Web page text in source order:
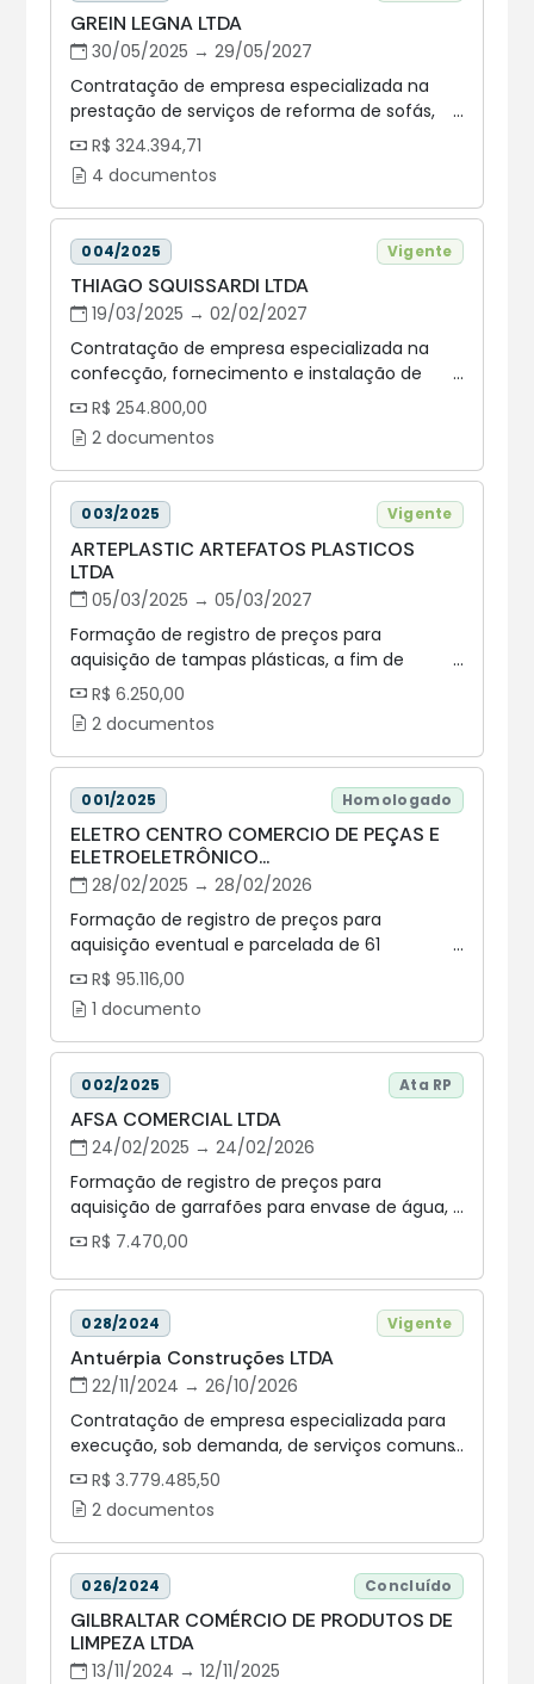
GREIN LEGNA LTDA
30/05/2025 → 29/05/2027
Contratação de empresa especializada na
prestação de serviços de reforma de sofás,
poltronas e cadeiras de escritório, com
fornecimento de materiais específicos
destinados aos reparos dos bens móveis
pertencentes à ALEP, bem como de empresa
especializada no fornecimento de peças de
pistão de cadeiras de escritório.
R$ 324.394,71
4 documentos
004/2025 Vigente
THIAGO SQUISSARDI LTDA
19/03/2025 → 02/02/2027
Contratação de empresa especializada na
confecção, fornecimento e instalação de
moldura e seus respectivos acessórios, para
tender a demanda das unidades
administrativas da Assembleia Legislativa do
Estado do Paraná, nos termos da tabela do
item 2.1, em conformidade com as
especificações e condições constantes nesse
instrumento.
R$ 254.800,00
2 documentos
003/2025 Vigente
ARTEPLASTIC ARTEFATOS PLASTICOS
LTDA
05/03/2025 → 05/03/2027
Formação de registro de preços para
aquisição de tampas plásticas, a fim de
atender a demanda das unidades
administrativas da Assembleia Legislativa do
Estado do Paraná, conforme condições e
exigências estabelecidas neste instrumento.
R$ 6.250,00
2 documentos
001/2025 Homologado
ELETRO CENTRO COMERCIO DE PEÇAS E
ELETROELETRÔNICO...
28/02/2025 → 28/02/2026
Formação de registro de preços para
aquisição eventual e parcelada de 61
(sessenta e um) APARELHOS DE AR
CONDICIONADO, inverter, para os sistemas
Split, Hi Wall, Piso Teto e Cassete (teto), em
conformidade com especificações e
condições constantes neste termo, para
atender a demanda das unidades
administrativas da Assembleia Legislativa do
Estado do Paraná, nos termos da tabela
abaixo, conforme condições e exigências
estabelecidas neste instrumento.
R$ 95.116,00
1 documento
002/2025 Ata RP
AFSA COMERCIAL LTDA
24/02/2025 → 24/02/2026
Formação de registro de preços para
aquisição de garrafões para envase de água,
a fim de atender a demanda das unidades
administrativas da Assembleia Legislativa do
Estado do Paraná.
R$ 7.470,00
028/2024 Vigente
Antuérpia Construções LTDA
22/11/2024 → 26/10/2026
Contratação de empresa especializada para
execução, sob demanda, de serviços comuns
de engenharia em obras de manutenções
prediais preventivas e/ou corretivas, com
fornecimento incluso de materiais e mão de
obra sem dedicação exclusiva, conforme
condições e exigências estabelecidas neste
instrumento e nos seus anexos.
R$ 3.779.485,50
2 documentos
026/2024 Concluído
GILBRALTAR COMÉRCIO DE PRODUTOS DE
LIMPEZA LTDA
13/11/2024 → 12/11/2025